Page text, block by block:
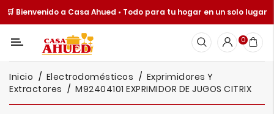
🛒 Bienvenido a Casa Ahued • Todo para tu hogar en un solo lugar
Categoría
Cocina
Y
Mesa
0
Inicio Electrodomésticos
Exprimidores Y
Extractores
M92404101 EXPRIMIDOR DE JUGOS CITRIX